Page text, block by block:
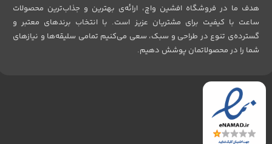
هدف ما در فروشگاه افشین واچ، ارائه‌ی بهترین و جذاب‌ترین محصولات
ساعت با کیفیت برای مشتریان عزیز است. با انتخاب برندهای معتبر و
گسترده‌ی تنوع در طراحی و سبک، سعی می‌کنیم تمامی سلیقه‌ها و نیازهای
شما را در محصولاتمان پوشش دهیم.